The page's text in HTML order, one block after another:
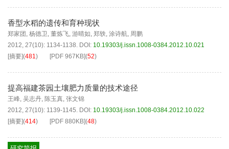
香型水稻的遗传和育种现状
郑家团 , 杨德卫, 董炼飞, 游晴如, 郑轶, 涂诗航, 周鹏
2012, 27(10): 1134-1138. DOI: 10.19303/j.issn.1008-0384.2012.10.021
[摘要](481) [PDF 967KB](52)
提高福建茶园土壤肥力质量的技术途径
王峰, 吴志丹, 陈玉真, 张文锦
2012, 27(10): 1139-1145. DOI: 10.19303/j.issn.1008-0384.2012.10.022
[摘要](414) [PDF 880KB](48)